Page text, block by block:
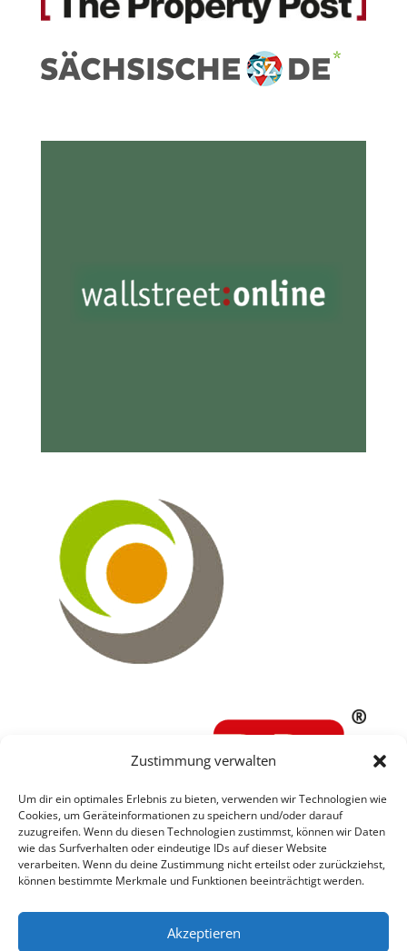
Zustimmung verwalten
Um dir ein optimales Erlebnis zu bieten, verwenden wir Technologien wie
Cookies, um Geräteinformationen zu speichern und/oder darauf
zuzugreifen. Wenn du diesen Technologien zustimmst, können wir Daten
wie das Surfverhalten oder eindeutige IDs auf dieser Website
verarbeiten. Wenn du deine Zustimmung nicht erteilst oder zurückziehst,
können bestimmte Merkmale und Funktionen beeinträchtigt werden.
Akzeptieren